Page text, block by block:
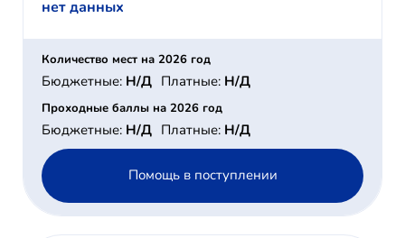
нет данных
Количество мест на 2026 год
Бюджетные: Н/Д Платные: Н/Д
Проходные баллы на 2026 год
Бюджетные: Н/Д Платные: Н/Д
Помощь в поступлении